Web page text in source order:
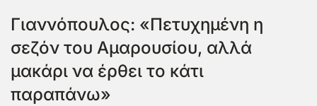
Γιαννόπουλος: «Πετυχημένη η
σεζόν του Αμαρουσίου, αλλά
μακάρι να έρθει το κάτι
παραπάνω»